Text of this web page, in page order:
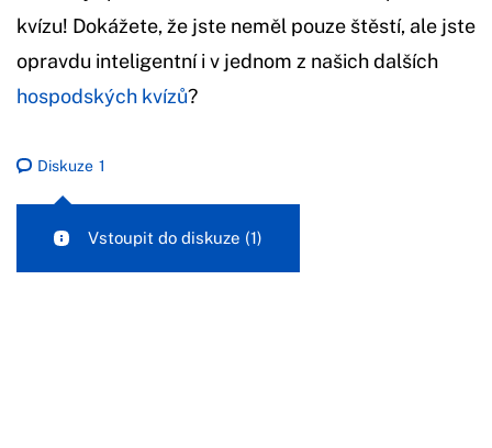
kvízu! Dokážete, že jste neměl pouze štěstí, ale jste
opravdu inteligentní i v jednom z našich dalších
hospodských kvízů?
Diskuze 1
Vstoupit do diskuze (1)